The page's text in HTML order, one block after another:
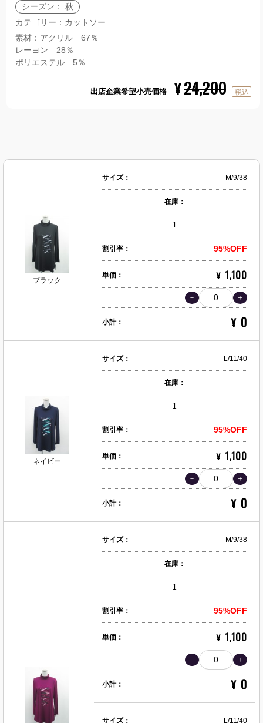
シーズン： 秋
カテゴリー：カットソー
素材：アクリル 67％
レーヨン 28％
ポリエステル 5％
出店企業希望小売価格 ¥24,200
ブラック
サイズ： M/9/38
在庫：
1
割引率： 95%OFF
単価： ¥ 1,100
小計： ¥ 0
ネイビー
サイズ： L/11/40
在庫：
1
割引率： 95%OFF
単価： ¥ 1,100
小計： ¥ 0
サイズ： M/9/38
在庫：
1
割引率： 95%OFF
単価： ¥ 1,100
小計： ¥ 0
サイズ： L/11/40